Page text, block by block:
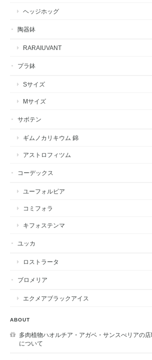
ヘッジホッグ
陶器鉢
RARAIUVANT
プラ鉢
Sサイズ
Mサイズ
サボテン
ギムノカリキウム 錦
アストロフィツム
コーデックス
ユーフォルビア
コミフォラ
キフォステンマ
ユッカ
ロストラータ
ブロメリア
エクメアブラックアイス
ABOUT
多肉植物ハオルチア・アガベ・サンスべリアの
について